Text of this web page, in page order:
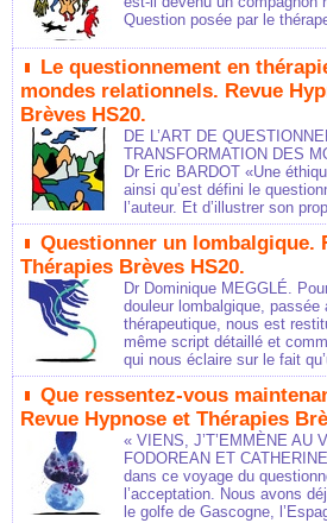
Question posée par le
Le questionnement en
mondes relationnels. Revue
Brèves HS20.
DE L’ART DE
TRANSFORMATION DES
Dr Eric BARDOT «Une
ainsi qu’est défini le
l’auteur. Et d’illustrer son
Questionner un lombalgique.
Thérapies Brèves HS20.
Dr Dominique MEGGLÉ.
douleur lombalgique, passée
thérapeutique, nous est
même script détaillé et
qui nous éclaire sur le fait
Que ressentez-vous
Revue Hypnose et Thérapies
« VIENS, J’T’EMMÈNE AU
FODOREAN ET
dans ce voyage du
l’acceptation. Nous avons
le golfe de Gascogne,